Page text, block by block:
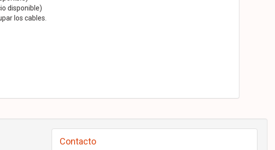
disponible)
los cables.
Contacto